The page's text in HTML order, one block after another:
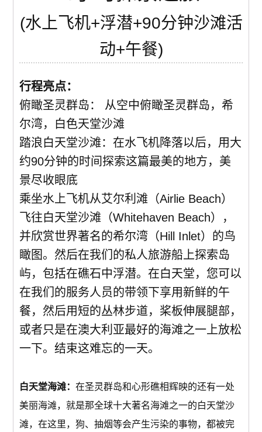
(水上飞机+浮潜+90分钟沙滩活
动+午餐)
行程亮点：
俯瞰圣灵群岛： 从空中俯瞰圣灵群岛，希
尔湾，白色天堂沙滩
踏浪白天堂沙滩：在水飞机降落以后，用大
约90分钟的时间探索这篇最美的地方，美
景尽收眼底
乘坐水上飞机从艾尔利滩（Airlie Beach）
飞往白天堂沙滩（Whitehaven Beach），
并欣赏世界著名的希尔湾（Hill Inlet）的鸟
瞰图。然后在我们的私人旅游船上探索岛
屿，包括在礁石中浮潜。在白天堂，您可以
在我们的服务人员的带领下享用新鲜的午
餐，然后用短的丛林步道，桨板伸展腿部，
或者只是在澳大利亚最好的海滩之一上放松
一下。结束这难忘的一天。
白天堂海滩：在圣灵群岛和心形礁相辉映的还有一处
美丽海滩，就是那全球十大著名海滩之一的白天堂沙
滩，在这里，狗、抽烟等会产生污染的事物，都被完